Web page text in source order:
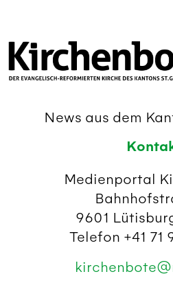
News aus dem
Medienportal
9601
Telefon +41 71